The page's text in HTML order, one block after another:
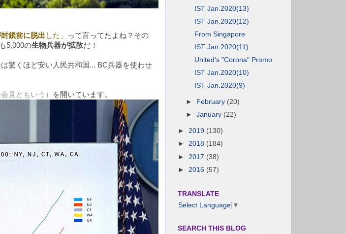
鎖前に脱出 した」
って言ってたよね？その
5,000の生物兵器が拡散だ！
驚くほど安い人民共和国... BC兵器を使わせ
会見ともいう） を開いています。
IST Jan.2020(13)
IST Jan.2020(12)
From Singapore
IST Jan.2020(11)
United's "Corona" Promo
IST Jan.2020(10)
IST Jan.2020(9)
► February (20)
►January (22)
► 2019 (130)
► 2018 (184)
► 2017 (38)
► 2016 (57)
TRANSLATE
Select Language ▼
SEARCH THIS BLOG